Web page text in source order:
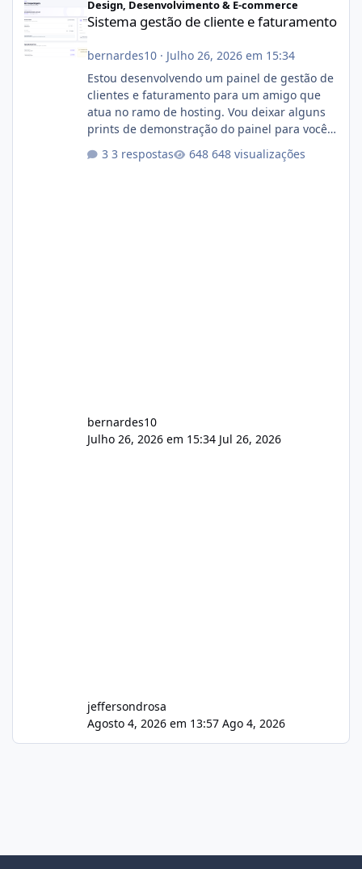
Design, Desenvolvimento & E-commerce
Sistema gestão de cliente e faturamento
bernardes10· Julho 26, 2026 em 15:34
Estou desenvolvendo um painel de gestão de
clientes e faturamento para um amigo que
atua no ramo de hosting. Vou deixar alguns
prints de demonstração do painel para vocês
darem a opinião de vocês. O sistema já está
com cerca de 80% concluído e conta com
3 respostas 648 visualizações
bernardes10
Julho 26, 2026 em 15:34 Jul 26, 2026
jeffersondrosa
Agosto 4, 2026 em 13:57 Ago 4, 2026